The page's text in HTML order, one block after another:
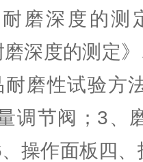
磨深度的测
磨深度的测定
磨性试验方
调节阀；3、
操作面板 四